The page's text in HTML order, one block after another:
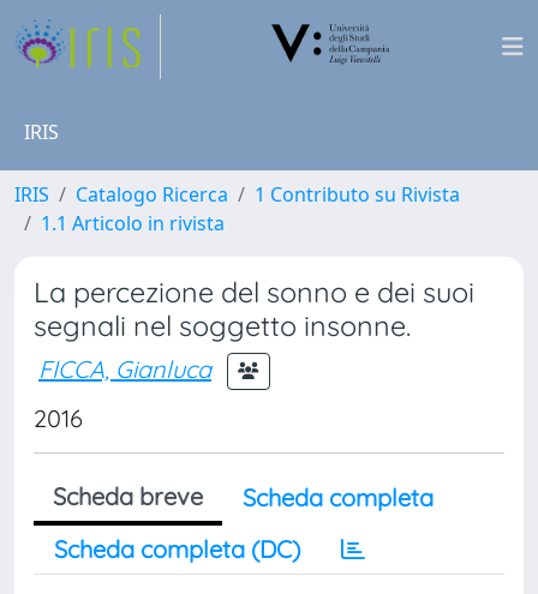
IRIS
IRIS Catalogo Ricerca
1 Contributo su Rivista
1.1 Articolo in rivista
La percezione del sonno e dei suoi
segnali nel soggetto insonne.
FICCA, Gianluca
2016
Scheda breve
Scheda completa
Scheda completa (DC)